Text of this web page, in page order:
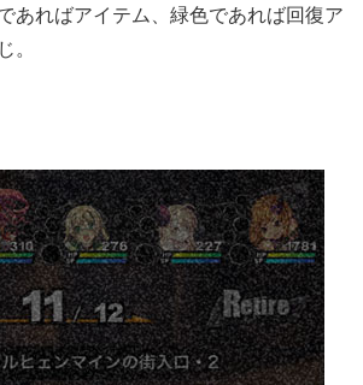
あればアイテム、緑色であれば回復ア
。